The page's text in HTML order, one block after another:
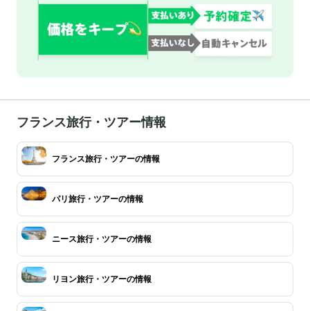
フランス旅行・ツアー情報
フランス旅行・ツアーの情報
パリ旅行・ツアーの情報
ニース旅行・ツアーの情報
リヨン旅行・ツアーの情報